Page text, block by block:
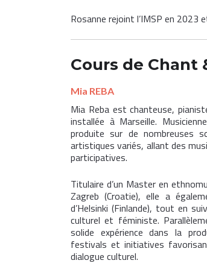
Rosanne rejoint l’IMSP en 2023
Cours de Chant
Mia REBA
Mia Reba est chanteuse,
installée à Marseille.
produite sur de nombreuses
artistiques variés, allant des
participatives.
Titulaire d’un Master en
Zagreb (Croatie), elle a
d’Helsinki (Finlande), tout en
culturel et féministe.
solide expérience dans la
festivals et initiatives
dialogue culturel.